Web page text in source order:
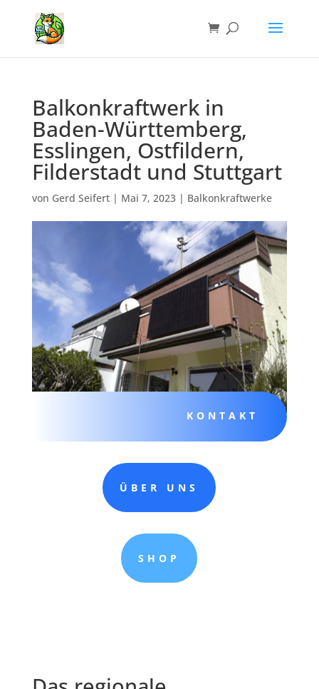
Balkonkraftwerk in
Baden-Württemberg,
Esslingen, Ostfildern,
Filderstadt und Stuttgart
von Gerd Seifert| Mai 7, 2023| Balkonkraftwerke
KONTAKT
ÜBER UNS
SHOP